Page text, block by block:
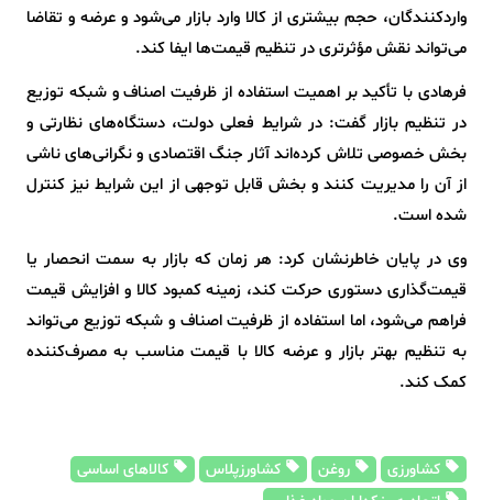
واردکنندگان، حجم بیشتری از کالا وارد بازار می‌شود و عرضه و تقاضا
می‌تواند نقش مؤثرتری در تنظیم قیمت‌ها ایفا کند.
فرهادی با تأکید بر اهمیت استفاده از ظرفیت اصناف و شبکه توزیع
در تنظیم بازار گفت: در شرایط فعلی دولت، دستگاه‌های نظارتی و
بخش خصوصی تلاش کرده‌اند آثار جنگ اقتصادی و نگرانی‌های ناشی
از آن را مدیریت کنند و بخش قابل توجهی از این شرایط نیز کنترل
شده است.
وی در پایان خاطرنشان کرد: هر زمان که بازار به سمت انحصار یا
قیمت‌گذاری دستوری حرکت کند، زمینه کمبود کالا و افزایش قیمت
فراهم می‌شود، اما استفاده از ظرفیت اصناف و شبکه توزیع می‌تواند
به تنظیم بهتر بازار و عرضه کالا با قیمت مناسب به مصرف‌کننده
کمک کند.
کشاورزی روغن کشاورزپلاس
کالاهای اساسی